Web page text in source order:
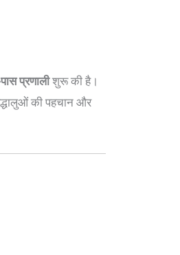
प्रणालीशुरू की है।
की पहचान और